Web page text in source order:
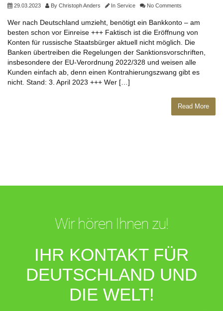
29.03.2023 By Christoph Anders In Service No Comments
Wer nach Deutschland umzieht, benötigt ein Bankkonto – am
besten schon vor Einreise +++ Faktisch ist die Eröffnung von
Konten für russische Staatsbürger aktuell nicht möglich. Die
Banken übertreiben die Regelungen der Sanktionsvorschriften,
insbesondere der EU-Verordnung 2022/328 und weisen alle
Kunden einfach ab, denn einen Kontrahierungszwang gibt es
nicht. Stand: 3. April 2023 +++ Wer […]
Read More
Wir hören Ihnen zu!
IHR KONTAKT FÜR
DEUTSCHLAND UND
DIE WELT!